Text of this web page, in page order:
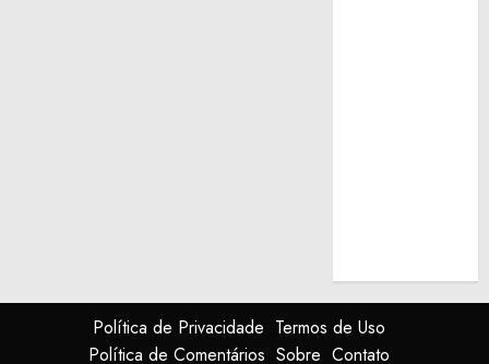
Política de Privacidade Termos de Uso
Política de Comentários Sobre Contato